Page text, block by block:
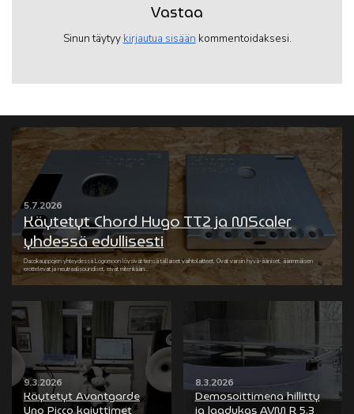
Vastaa
Sinun täytyy kirjautua sisään kommentoidaksesi.
Käytetyt Chord Hugo TT2 ja MScaler
yhdessä edullisesti
5.7.2026
Daccikauppojen yhteydessä Logomoon löysivät tiensä tällaiset vaihtolaitteet. Ovat varsin hyvä-ääniset, äärimmäisen
erottelevat ja neutraalisoundiset, eivät mitenkään...
Käytetyt Avantgarde
Uno Picco kaiuttimet
9.3.2026
Demosoittimena hillitty
ja laadukas AVM R 5.3
8.3.2026